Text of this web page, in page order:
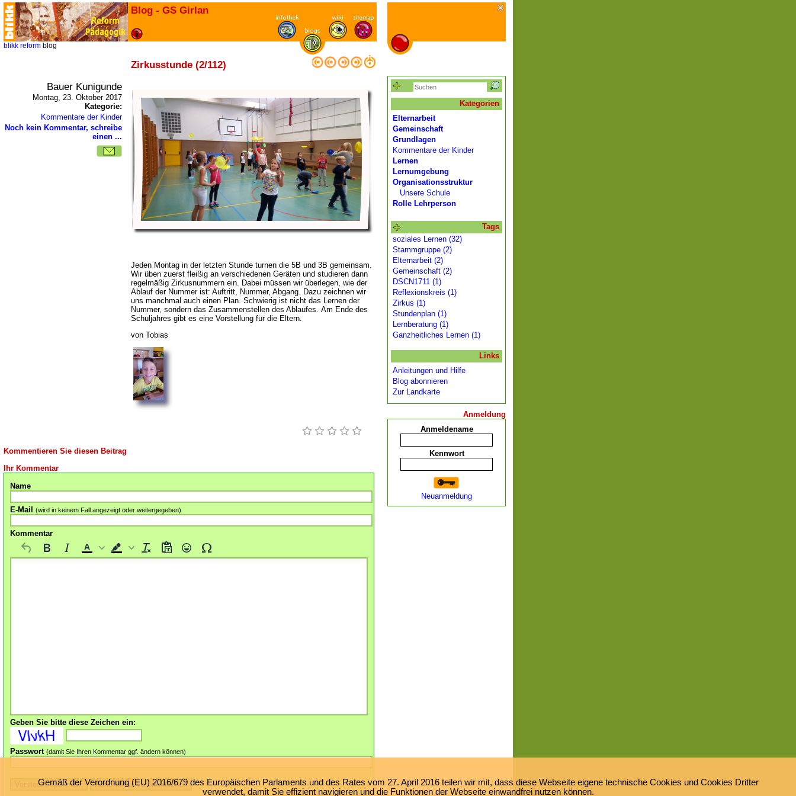
Blog - GS Girlan
blikk reform blog
Zirkusstunde (2/112)
Bauer Kunigunde
Montag, 23. Oktober 2017
Kategorie:
Kommentare der Kinder
Noch kein Kommentar, schreibe
einen ...
Jeden Montag in der letzten Stunde turnen die 5B und 3B gemeinsam.
Wir üben zuerst fleißig an verschiedenen Geräten und studieren dann
regelmäßig Zirkusnummern ein. Dabei müssen wir überlegen, wie der
Ablauf der Nummer ist: Auftritt, Nummer, Abgang. Dazu zeichnen wir
uns manchmal auch einen Plan. Schwierig ist nicht das Lernen der
Nummer, sondern das Zusammenstellen des Ablaufes. Am Ende des
Schuljahres gibt es eine Vorstellung für die Eltern.
von Tobias
Kommentieren Sie diesen Beitrag
Ihr Kommentar
Name
E-Mail (wird in keinem Fall angezeigt oder weitergegeben)
Kommentar
Geben Sie bitte diese Zeichen ein:
Passwort (damit Sie Ihren Kommentar ggf. ändern können)
Kategorien
Elternarbeit
Gemeinschaft
Grundlagen
Kommentare der Kinder
Lernen
Lernumgebung
Organisationsstruktur
Unsere Schule
Rolle Lehrperson
Tags
soziales Lernen (32)
Stammgruppe (2)
Elternarbeit (2)
Gemeinschaft (2)
DSCN1711 (1)
Reflexionskreis (1)
Zirkus (1)
Stundenplan (1)
Lernberatung (1)
Ganzheitliches Lernen (1)
Links
Anleitungen und Hilfe
Blog abonnieren
Zur Landkarte
Anmeldung
Anmeldename
Kennwort
Neuanmeldung
Gemäß der Verordnung (EU) 2016/679 des Europäischen Parlaments und des Rates vom 27. April 2016 teilen wir mit, dass diese Webseite eigene technische Cookies und Cookies Dritter
verwendet, damit Sie effizient navigieren und die Funktionen der Webseite einwandfrei nutzen können.